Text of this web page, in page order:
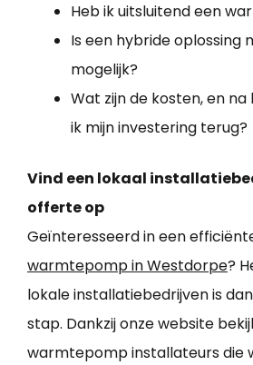
Heb ik uitsluitend een
Is een hybride oplossing
mogelijk?
Wat zijn de kosten, en
ik mijn investering terug?
Vind een lokaal
offerte op
Geïnteresseerd in een
warmtepomp in Westdorpe?
lokale installatiebedrijven is
stap. Dankzij onze website
warmtepomp installateurs die